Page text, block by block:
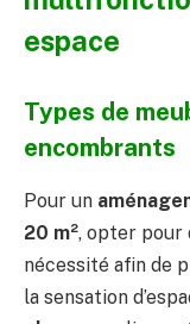
espace
Types de
encombrants
Pour un
20 m², opter pour
nécessité afin de
la sensation